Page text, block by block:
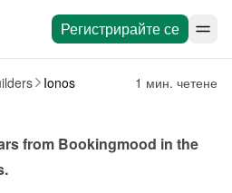
Регистрирайте се
Ionos 1 мин. четене
from Bookingmood in the
.